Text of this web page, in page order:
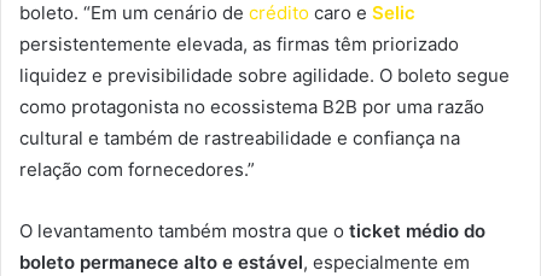
boleto. “Em um cenário de crédito caro e Selic
persistentemente elevada, as firmas têm priorizado
liquidez e previsibilidade sobre agilidade. O boleto segue
como protagonista no ecossistema B2B por uma razão
cultural e também de rastreabilidade e confiança na
relação com fornecedores.”
O levantamento também mostra que o ticket médio do
boleto permanece alto e estável, especialmente em